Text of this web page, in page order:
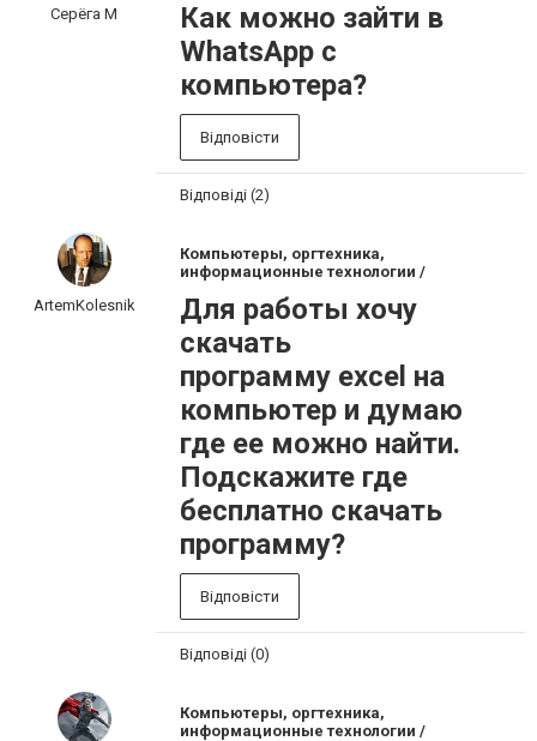
Серёга М
Как можно зайти в
WhatsApp с
компьютера?
Відповісти
Відповіді (2)
ArtemKolesnik
Компьютеры, оргтехника,
информационные технологии /
Для работы хочу
скачать
программу excel на
компьютер и думаю
где ее можно найти.
Подскажите где
бесплатно скачать
программу?
Відповісти
Відповіді (0)
Компьютеры, оргтехника,
информационные технологии /